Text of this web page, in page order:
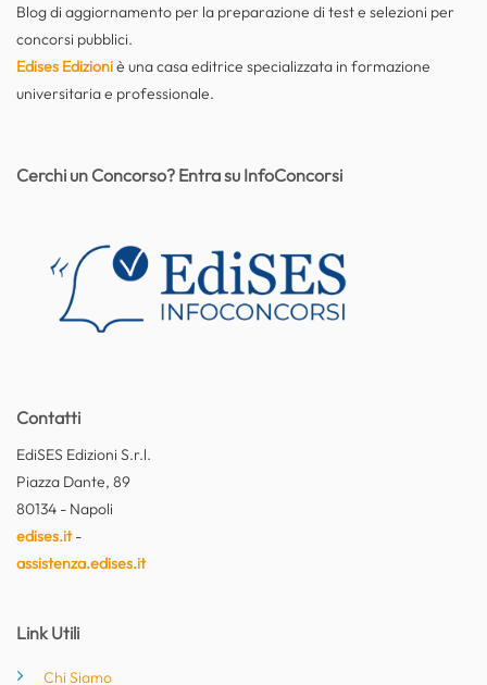
Blog di aggiornamento per la preparazione di test e selezioni per
concorsi pubblici.
Edises Edizioniè una casa editrice specializzata in formazione
universitaria e professionale.
Contatti
EdiSES Edizioni S.r.l.
Piazza Dante, 89
80134 - Napoli
edises.it-
assistenza.edises.it
Link Utili
Chi Siamo
Cerchi un Concorso? Entra su InfoConcorsi